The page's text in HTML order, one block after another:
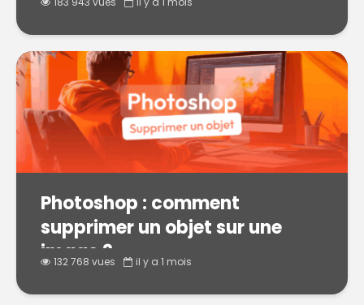
Photoshop : comment
supprimer un objet sur une
image ?
132 768 vues il y a 1 mois